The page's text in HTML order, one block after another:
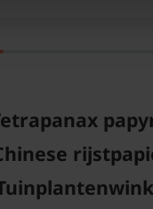
voelt zich het beste
hoogte en breedte
is opvallend:
kan de plant tot
voedzame